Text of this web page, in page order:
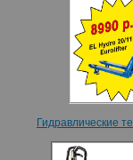
Гидравлические